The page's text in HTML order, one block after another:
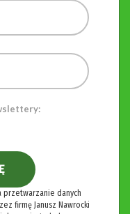
przetwarzanie danych
firmę Janusz Nawrocki